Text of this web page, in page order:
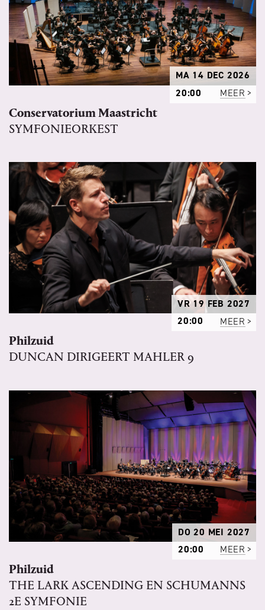
MA 14 DEC 2026
20:00
MEER
Conservatorium Maastricht
SYMFONIEORKEST
VR 19 FEB 2027
20:00
MEER
Philzuid
DUNCAN DIRIGEERT MAHLER 9
DO 20 MEI 2027
20:00
MEER
Philzuid
THE LARK ASCENDING EN SCHUMANNS
2E SYMFONIE